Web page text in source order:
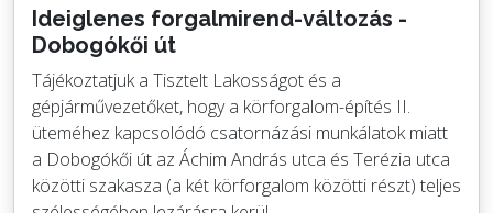
Ideiglenes forgalmirend-változás -
Dobogókői út
Tájékoztatjuk a Tisztelt Lakosságot és a
gépjárművezetőket, hogy a körforgalom-építés II.
üteméhez kapcsolódó csatornázási munkálatok miatt
a Dobogókői út az Áchim András utca és Terézia utca
közötti szakasza (a két körforgalom közötti részt) teljes